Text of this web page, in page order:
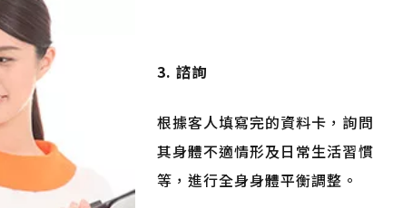
3. 諮詢
根據客人填寫完的資料卡，詢問
其身體不適情形及日常生活習慣
等，進行全身身體平衡調整。